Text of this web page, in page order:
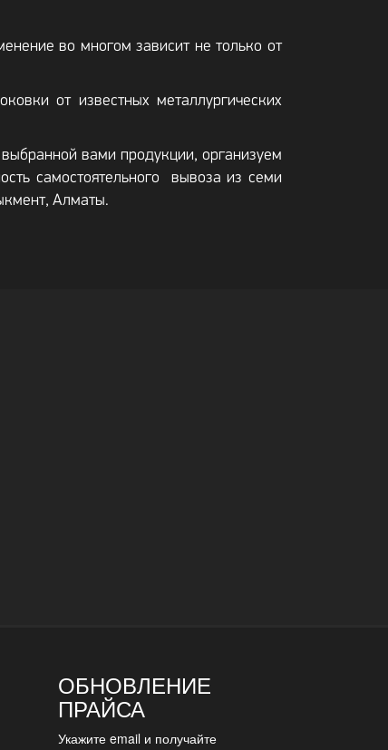
во многом зависит не только от
от известных металлургических
вами продукции, организуем
самостоятельного вывоза из семи
Алматы.
ОБНОВЛЕНИЕ
ПРАЙСА
Укажите email и получайте